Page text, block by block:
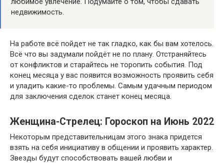
недвижимость.
На работе всё пойдет не так гладко, как бы вам хотелось.
Всё что вы задумали пойдёт не по плану. Отстраняйтесь
от конфликтов и старайтесь не торопить события. Под
конец месяца у вас появится возможность проявить себя
и уладить какие-то проблемы. Самым удачным периодом
для заключения сделок станет конец месяца.
Женщина-Стрелец: Гороскоп на Июнь 2022
Некоторым представительницам этого знака придется
взять на себя инициативу в общении и проявить характер.
Звезды будут способствовать вашей любви и